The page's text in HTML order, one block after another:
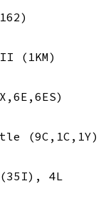
(1KM)
(9C,1C,1Y)
(35I), 4L